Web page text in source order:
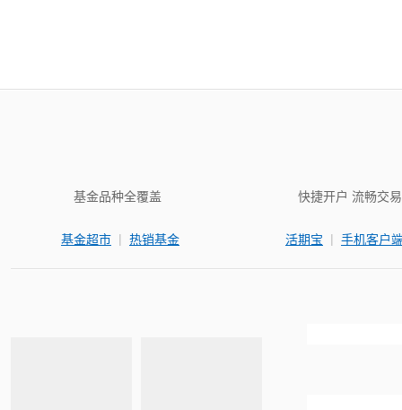
基金品种全覆盖
基金超市 | 热销基金
快捷开户 流畅交易
活期宝 | 手机客户